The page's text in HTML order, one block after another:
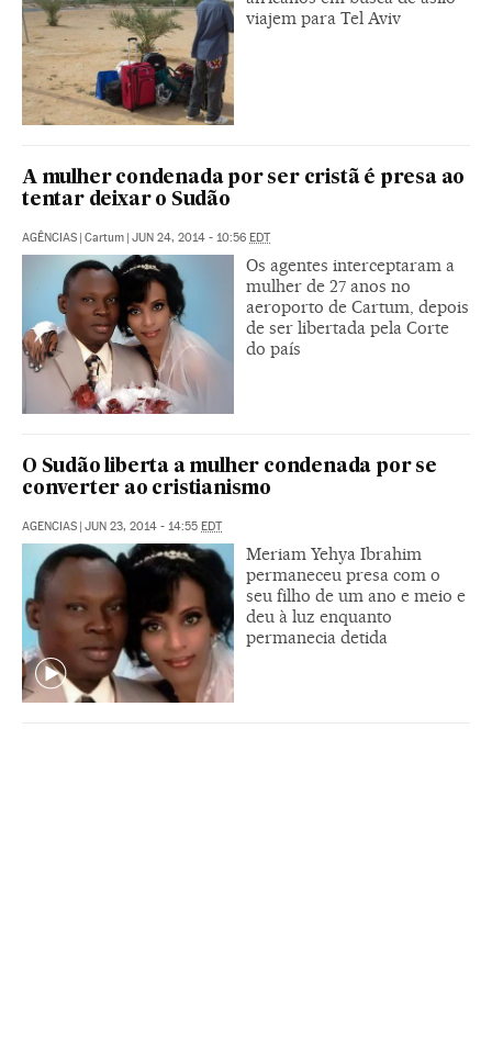
viajem para Tel Aviv
A mulher condenada por ser cristã é presa ao
tentar deixar o Sudão
AGÊNCIAS | Cartum | JUN 24, 2014 - 10:56 EDT
Os agentes interceptaram a
mulher de 27 anos no
aeroporto de Cartum, depois
de ser libertada pela Corte
do país
O Sudão liberta a mulher condenada por se
converter ao cristianismo
AGENCIAS | JUN 23, 2014 - 14:55 EDT
Meriam Yehya Ibrahim
permaneceu presa com o
seu filho de um ano e meio e
deu à luz enquanto
permanecia detida